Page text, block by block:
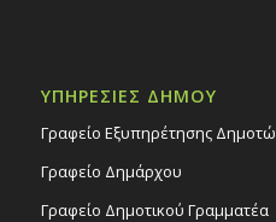
ΥΠΗΡΕΣΙΕΣ ΔΗΜΟΥ
Γραφείο Εξυπηρέτησης
Γραφείο Δημάρχου
Γραφείο Δημοτικού Γραμματέα